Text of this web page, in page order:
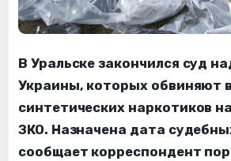
В Уральске закончился суд
Украины, которых обвиняют
синтетических наркотиков
ЗКО. Назначена дата
сообщает корреспондент